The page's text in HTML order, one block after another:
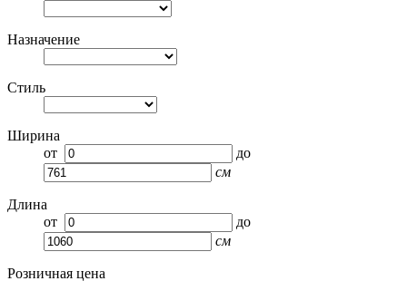
Назначение
Стиль
Ширина
от
до
см
Длина
от
до
см
Розничная цена